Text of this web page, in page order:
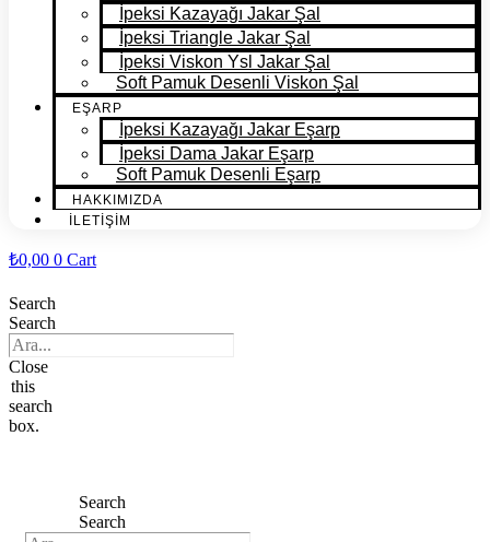
İpeksi Kazayağı Jakar Şal
İpeksi Triangle Jakar Şal
İpeksi Viskon Ysl Jakar Şal
Soft Pamuk Desenli Viskon Şal
EŞARP
İpeksi Kazayağı Jakar Eşarp
İpeksi Dama Jakar Eşarp
Soft Pamuk Desenli Eşarp
HAKKIMIZDA
İLETİŞİM
₺0,00 0 Cart
Search
Search
Close
this
search
box.
Search
Search